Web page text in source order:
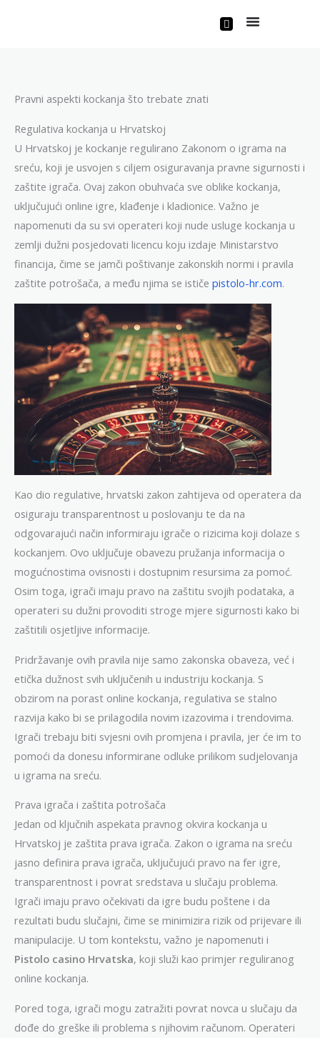
Pravni aspekti kockanja što trebate znati
Regulativa kockanja u Hrvatskoj
U Hrvatskoj je kockanje regulirano Zakonom o igrama na
sreću, koji je usvojen s ciljem osiguravanja pravne sigurnosti i
zaštite igrača. Ovaj zakon obuhvaća sve oblike kockanja,
uključujući online igre, klađenje i kladionice. Važno je
napomenuti da su svi operateri koji nude usluge kockanja u
zemlji dužni posjedovati licencu koju izdaje Ministarstvo
financija, čime se jamči poštivanje zakonskih normi i pravila
zaštite potrošača, a među njima se ističe pistolo-hr.com.
Kao dio regulative, hrvatski zakon zahtijeva od operatera da
osiguraju transparentnost u poslovanju te da na
odgovarajući način informiraju igrače o rizicima koji dolaze s
kockanjem. Ovo uključuje obavezu pružanja informacija o
mogućnostima ovisnosti i dostupnim resursima za pomoć.
Osim toga, igrači imaju pravo na zaštitu svojih podataka, a
operateri su dužni provoditi stroge mjere sigurnosti kako bi
zaštitili osjetljive informacije.
Pridržavanje ovih pravila nije samo zakonska obaveza, već i
etička dužnost svih uključenih u industriju kockanja. S
obzirom na porast online kockanja, regulativa se stalno
razvija kako bi se prilagodila novim izazovima i trendovima.
Igrači trebaju biti svjesni ovih promjena i pravila, jer će im to
pomoći da donesu informirane odluke prilikom sudjelovanja
u igrama na sreću.
Prava igrača i zaštita potrošača
Jedan od ključnih aspekata pravnog okvira kockanja u
Hrvatskoj je zaštita prava igrača. Zakon o igrama na sreću
jasno definira prava igrača, uključujući pravo na fer igre,
transparentnost i povrat sredstava u slučaju problema.
Igrači imaju pravo očekivati da igre budu poštene i da
rezultati budu slučajni, čime se minimizira rizik od prijevare ili
manipulacije. U tom kontekstu, važno je napomenuti i
Pistolo casino Hrvatska, koji služi kao primjer reguliranog
online kockanja.
Pored toga, igrači mogu zatražiti povrat novca u slučaju da
dođe do greške ili problema s njihovim računom. Operateri